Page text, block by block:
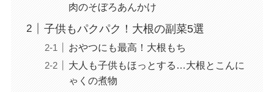
肉のそぼろあんかけ
子供もパクパク！大根の副菜5選
おやつにも最高！大根もち
大人も子供もほっとする…大根とこんに
ゃくの煮物